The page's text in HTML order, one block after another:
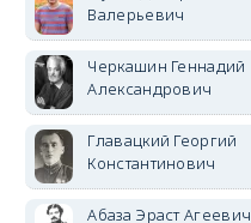
Валерьевич
Черкашин Геннадий
Александрович
Главацкий Георгий
Константинович
Абаза Эраст Агеевич